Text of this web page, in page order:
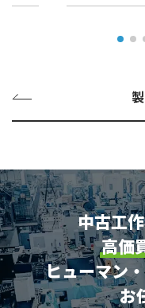
中古工
高価
ヒューマン
お